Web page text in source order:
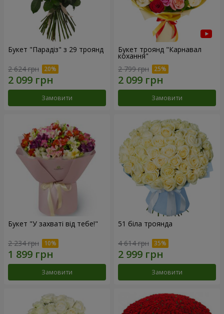
Букет "Парадіз" з 29 троянд
2 624 грн
Замовити
Букет троянд "Карнавал
кохання"
2 799 грн
Замовити
Букет "У захваті від тебе!"
2 234 грн
Замовити
51 біла троянда
4 614 грн
Замовити